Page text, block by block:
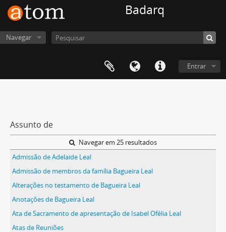
Badarq
Navegar
Entrar
Assunto de
Navegar em 25 resultados
Admissão de Adelaide Leal
Admissão de membros da família Bagueira Leal
Alterações no testamento de Bagueira Leal
Anotações de Bagueira Leal
Ata de Sacramento de apresentação de Isabel Ofélia Leal
Atas de Reuniões